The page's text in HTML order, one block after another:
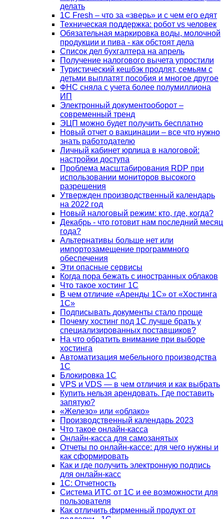
делать
1С Fresh – что за «зверь» и с чем его едят
Техническая поддержка: робот vs человек
Обязательная маркировка воды, молочной
продукции и пива - как обстоят дела
Список дел бухгалтера на апрель
Получение налогового вычета упростили
Туристический кешбэк продлят, семьям с
детьми выплатят пособия и многое другое
ФНС сняла с учета более полумиллиона
ИП
Электронный документооборот –
современный тренд
ЭЦП можно будет получить бесплатно
Новый отчет о вакцинации – все что нужно
знать работодателю
Личный кабинет юрлица в налоговой:
настройки доступа
Проблема масштабирования RDP при
использовании мониторов высокого
разрешения
Утвержден производственный календарь
на 2022 год
Новый налоговый режим: кто, где, когда?
Декабрь - что готовит нам последний месяц
года?
Альтернативы больше нет или
импортозамещение программного
обеспечения
Эти опасные сервисы
Когда пора бежать с иностранных облаков
Что такое хостинг 1С
В чем отличие «Аренды 1С» от «Хостинга
1С»
Подписывать документы стало проще
Почему хостинг под 1С лучше брать у
специализированных поставщиков?
На что обратить внимание при выборе
хостинга
Автоматизация мебельного производства
1С
Блокировка 1С
VPS и VDS — в чем отличия и как выбрать
Купить нельзя арендовать. Где поставить
запятую?
«Железо» или «облако»
Производственный календарь 2023
Что такое онлайн-касса
Онлайн-касса для самозанятых
Отчеты по онлайн-кассе: для чего нужны и
как сформировать
Как и где получить электронную подпись
для онлайн-касс
1С: Отчетность
Система ИТС от 1С и ее возможности для
пользователя
Как отличить фирменный продукт от